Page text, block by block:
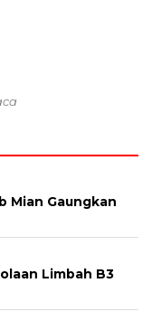
Mian Gaungkan
Limbah B3